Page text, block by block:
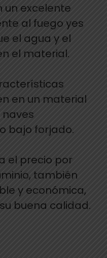
un excelente
al fuego yes
el agua y el
el material.
en un material
bajo forjado.
el precio por
también
y económica,
buena calidad.